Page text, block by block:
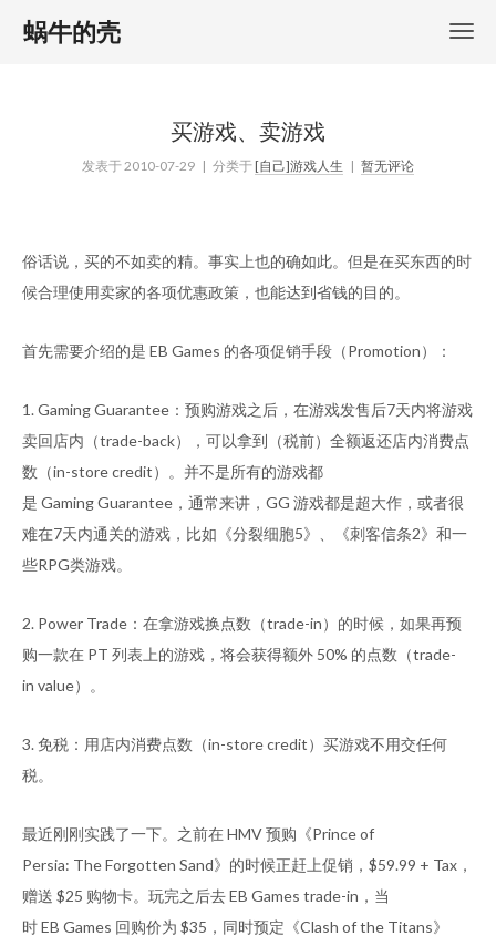
蜗牛的壳
买游戏、卖游戏
发表于2010-07-29 | 分类于[自己]游戏人生 | 暂无评论
俗话说，买的不如卖的精。事实上也的确如此。但是在买东西的时
候合理使用卖家的各项优惠政策，也能达到省钱的目的。
首先需要介绍的是 EB Games 的各项促销手段（Promotion）：
1. Gaming Guarantee：预购游戏之后，在游戏发售后7天内将游戏
卖回店内（trade-back），可以拿到（税前）全额返还店内消费点
数（in-store credit）。并不是所有的游戏都
是 Gaming Guarantee，通常来讲，GG 游戏都是超大作，或者很
难在7天内通关的游戏，比如《分裂细胞5》、《刺客信条2》和一
些RPG类游戏。
2. Power Trade：在拿游戏换点数（trade-in）的时候，如果再预
购一款在 PT 列表上的游戏，将会获得额外 50% 的点数（trade-
in value）。
3. 免税：用店内消费点数（in-store credit）买游戏不用交任何
税。
最近刚刚实践了一下。之前在 HMV 预购《Prince of
Persia: The Forgotten Sand》的时候正赶上促销，$59.99 + Tax，
赠送 $25 购物卡。玩完之后去 EB Games trade-in，当
时 EB Games 回购价为 $35，同时预定《Clash of the Titans》